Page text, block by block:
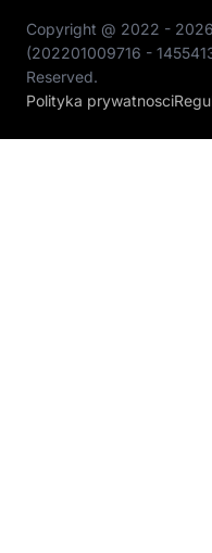
Copyright @ 2022 - 2026
(202201009716 -
Reserved.
Polityka prywatnosci